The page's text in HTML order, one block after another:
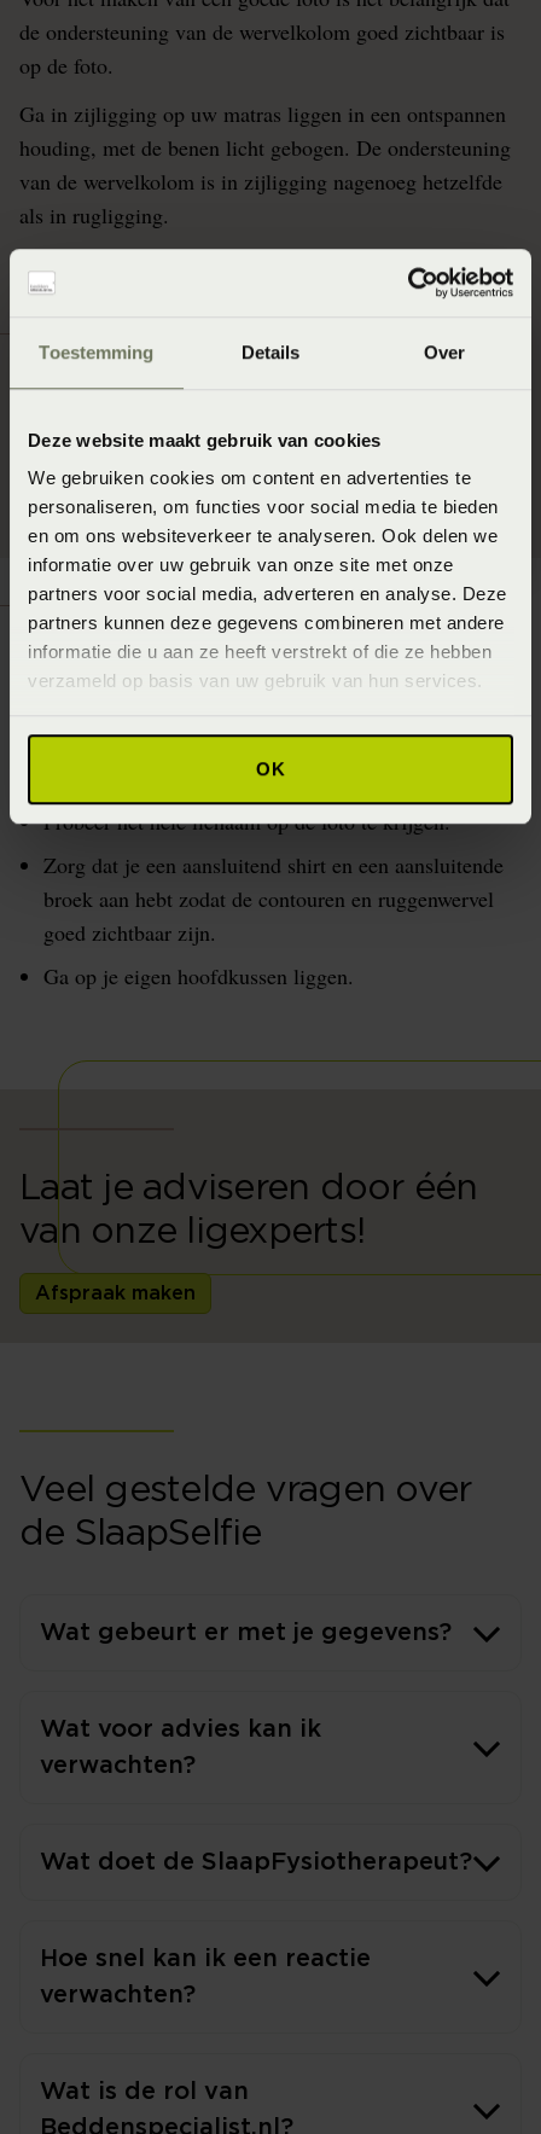
Toestemming Details Over
Deze website maakt gebruik van cookies
We gebruiken cookies om content en advertenties te
personaliseren, om functies voor social media te bieden
en om ons websiteverkeer te analyseren. Ook delen we
informatie over uw gebruik van onze site met onze
partners voor social media, adverteren en analyse. Deze
partners kunnen deze gegevens combineren met andere
informatie die u aan ze heeft verstrekt of die ze hebben
verzameld op basis van uw gebruik van hun services.
OK
de ondersteuning van de wervelkolom goed zichtbaar is
op de foto.
Ga in zijligging op uw matras liggen in een ontspannen
houding, met de benen licht gebogen. De ondersteuning
van de wervelkolom is in zijligging nagenoeg hetzelfde
als in rugligging.
Tips voor het maken van een goede
foto:
Maak de foto van ongeveer 1 meter afstand, zodat de
matras horizontaal zichtbaar is.
Probeer het hele lichaam op de foto te krijgen.
Zorg dat je een aansluitend shirt en een aansluitende
broek aan hebt zodat de contouren en ruggenwervel
goed zichtbaar zijn.
Ga op je eigen hoofdkussen liggen.
Laat je adviseren door één
van onze ligexperts!
Afspraak maken
Veel gestelde vragen over
de SlaapSelfie
Wat gebeurt er met je gegevens?
Wat voor advies kan ik
verwachten?
Wat doet de SlaapFysiotherapeut?
Hoe snel kan ik een reactie
verwachten?
Wat is de rol van
Beddenspecialist.nl?